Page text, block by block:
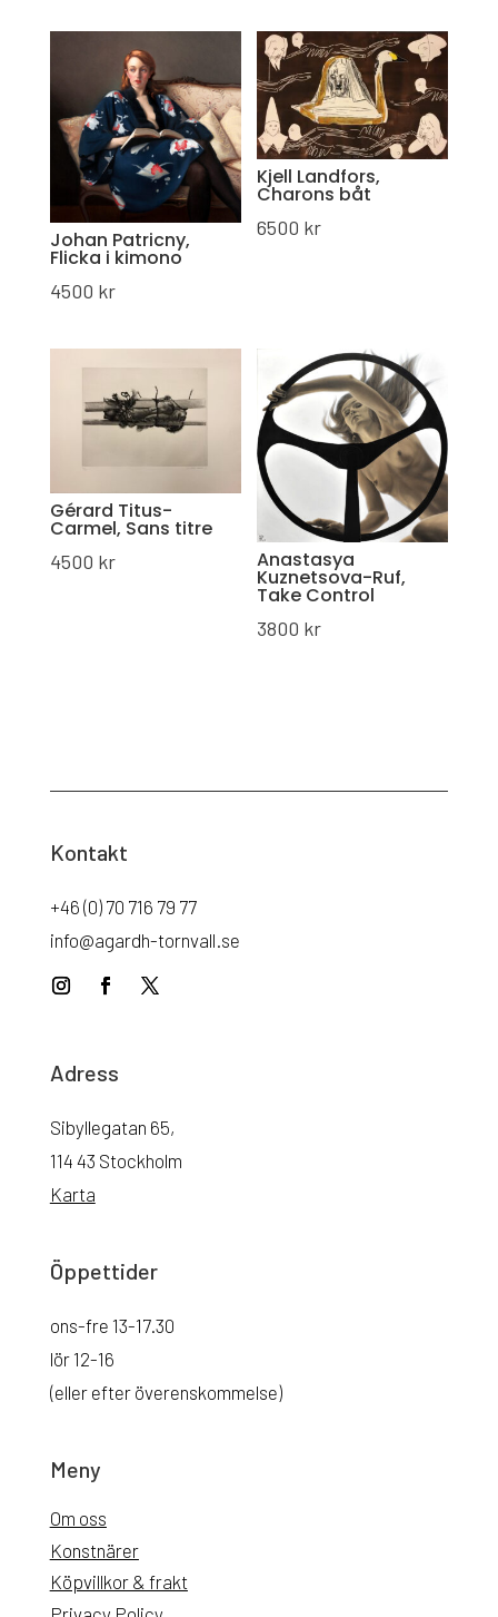
Johan Patricny,
Flicka i kimono
4500 kr
Kjell Landfors,
Charons båt
6500 kr
Gérard Titus-
Carmel, Sans titre
4500 kr Anastasya
Kuznetsova-Ruf,
Take Control
3800 kr
Kontakt
+46 (0) 70 716 79 77
info@agardh-tornvall.se
Adress
Sibyllegatan 65,
114 43 Stockholm
Karta
Öppettider
ons-fre 13-17.30
lör 12-16
(eller efter överenskommelse)
Meny
Om oss
Konstnärer
Köpvillkor & frakt